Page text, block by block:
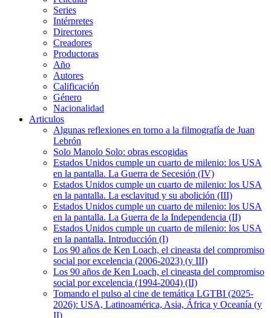
Series
Intérpretes
Directores
Creadores
Productoras
Año
Autores
Calificación
Género
Nacionalidad
Articulos
Algunas reflexiones en torno a la filmografía de Juan
Lebrón
Solo Manolo Solo: obras escogidas
Estados Unidos cumple un cuarto de milenio: los USA
en la pantalla. La Guerra de Secesión (IV)
Estados Unidos cumple un cuarto de milenio: los USA
en la pantalla. La esclavitud y su abolición (III)
Estados Unidos cumple un cuarto de milenio: los USA
en la pantalla. La Guerra de la Independencia (II)
Estados Unidos cumple un cuarto de milenio: los USA
en la pantalla. Introducción (I)
Los 90 años de Ken Loach, el cineasta del compromiso
social por excelencia (2006-2023) (y III)
Los 90 años de Ken Loach, el cineasta del compromiso
social por excelencia (1994-2004) (II)
Tomando el pulso al cine de temática LGTBI (2025-
2026): USA, Latinoamérica, Asia, África y Oceanía (y
II)